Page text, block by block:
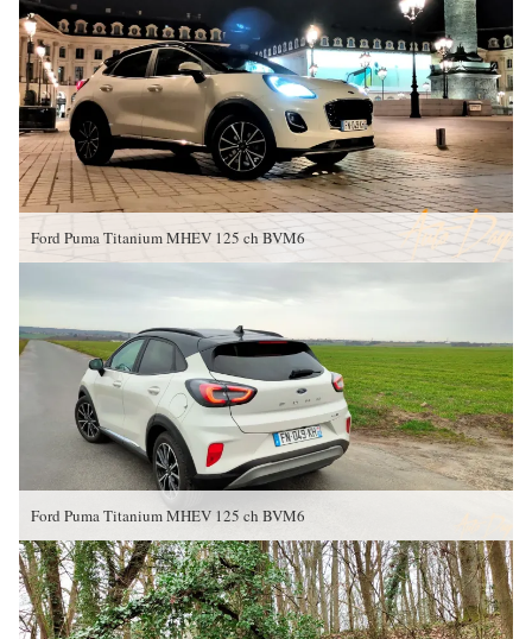
Ford Puma Titanium MHEV 125 ch BVM6
Ford Puma Titanium MHEV 125 ch BVM6